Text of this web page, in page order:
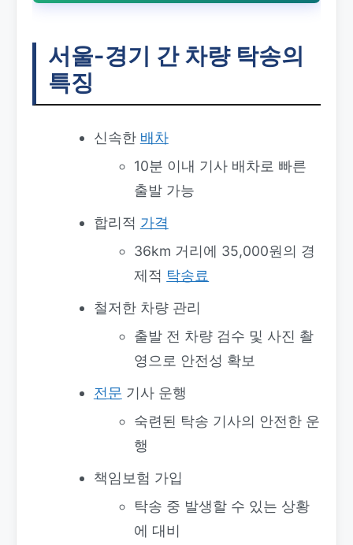
서울-경기 간 차량 탁송의
특징
신속한 배차
10분 이내 기사 배차로 빠른
출발 가능
합리적 가격
36km 거리에 35,000원의 경
제적 탁송료
철저한 차량 관리
출발 전 차량 검수 및 사진 촬
영으로 안전성 확보
전문 기사 운행
숙련된 탁송 기사의 안전한 운
행
책임보험 가입
탁송 중 발생할 수 있는 상황
에 대비